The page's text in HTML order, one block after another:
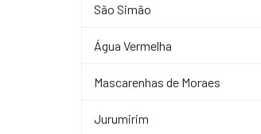
São Simão
Água Vermelha
Mascarenhas de Moraes
Jurumirim